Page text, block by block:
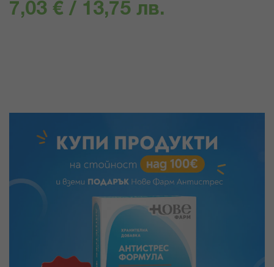
7,03 € / 13,75 лв.